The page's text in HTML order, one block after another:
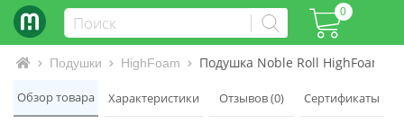
0
Интернет-магазин матрасов и кроватей
Подушки HighFoam Подушка Noble Roll HighFoam
Обзор товара Характеристики Отзывов (0) Сертификаты